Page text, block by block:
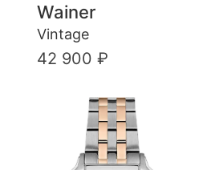
Wainer
Vintage
42 900 ₽